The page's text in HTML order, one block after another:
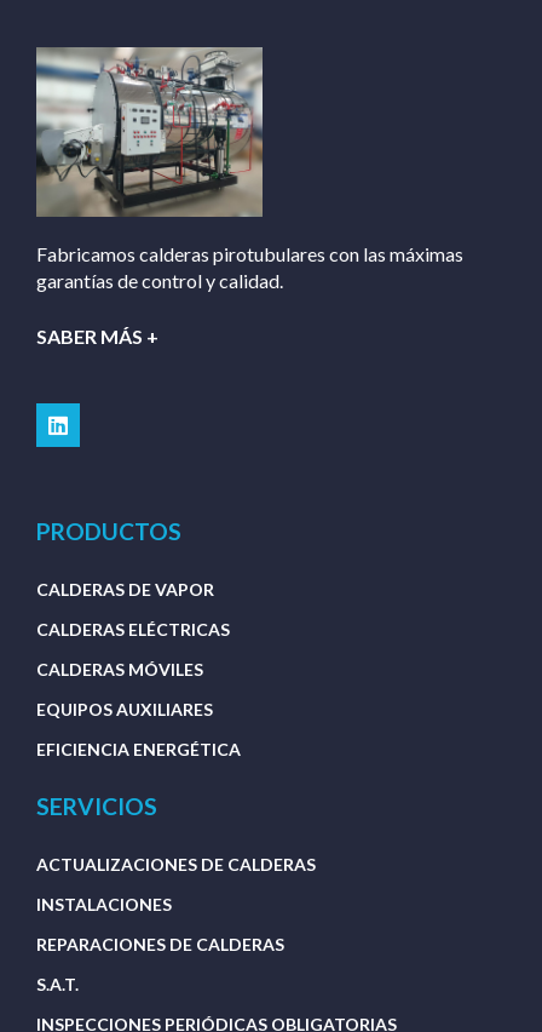
Fabricamos calderas pirotubulares con las máximas
garantías de control y calidad.
SABER MÁS +
PRODUCTOS
CALDERAS DE VAPOR
CALDERAS ELÉCTRICAS
CALDERAS MÓVILES
EQUIPOS AUXILIARES
EFICIENCIA ENERGÉTICA
SERVICIOS
ACTUALIZACIONES DE CALDERAS
INSTALACIONES
REPARACIONES DE CALDERAS
S.A.T.
INSPECCIONES PERIÓDICAS OBLIGATORIAS